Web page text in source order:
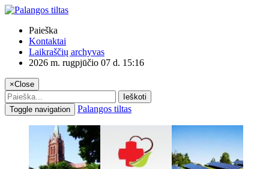
Paieška
Kontaktai
Laikraščių archyvas
2026 m. rugpjūčio 07 d. 15:16
×Close
Ieškoti
Toggle navigation
Palangos tiltas